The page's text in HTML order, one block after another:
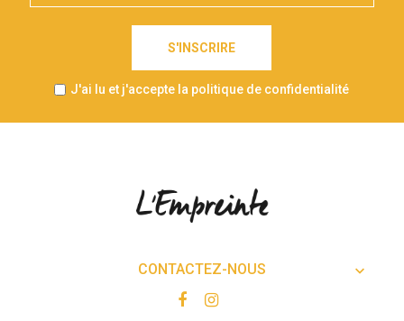
S'INSCRIRE
J'ai lu et j'accepte la politique de confidentialité
CONTACTEZ-NOUS 